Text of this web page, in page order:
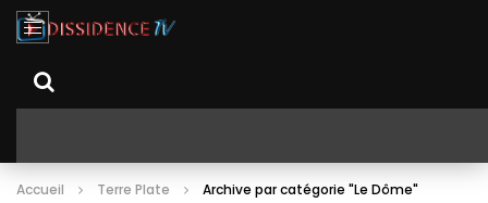
Accueil Terre Plate Archive par catégorie "Le Dôme"